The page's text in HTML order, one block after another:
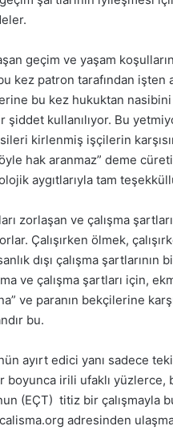
geçim ve yaşam
kez patron tarafından işten
bu kez hukuktan
şiddet kullanılıyor. Bu
kirlenmiş işçilerin
hak aranmaz” deme
aygıtlarıyla tam
zorlaşan ve çalışma
Çalışırken ölmek,
dışı çalışma
ve çalışma şartları için,
ve paranın bekçilerine
bu.
ayırt edici yanı sadece
boyunca irili ufaklı
(EÇT) titiz bir çalışmayla
adresinden